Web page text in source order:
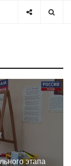
этапа